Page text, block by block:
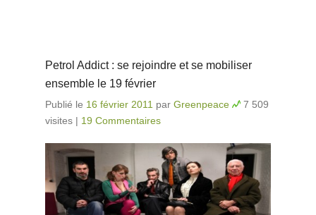
Petrol Addict : se rejoindre et se mobiliser
ensemble le 19 février
Publié le 16 février 2011 par Greenpeace
7 509
visites | 19 Commentaires